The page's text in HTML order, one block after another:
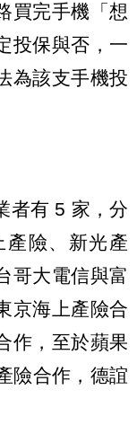
買完手機「想
投保與否，一
為該支手機投
者有 5 家，分
產險、新光產
哥大電信與富
京海上產險合
作，至於蘋果
險合作，德誼